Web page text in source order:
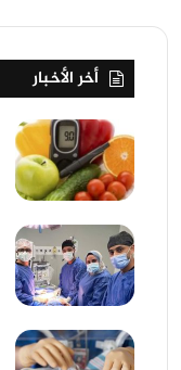
أخر الأخبار